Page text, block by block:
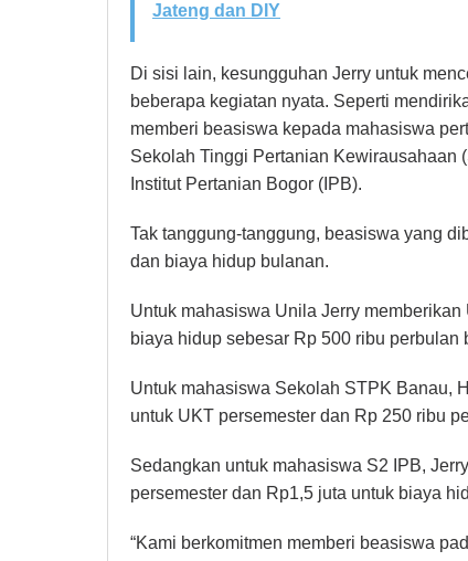
Jateng dan DIY
Di sisi lain, kesungguhan Jerry untuk
beberapa kegiatan nyata. Seperti
memberi beasiswa kepada mahasiswa
Sekolah Tinggi Pertanian Kewirausahaan
Institut Pertanian Bogor (IPB).
Tak tanggung-tanggung, beasiswa yang
dan biaya hidup bulanan.
Untuk mahasiswa Unila Jerry
biaya hidup sebesar Rp 500 ribu perbulan
Untuk mahasiswa Sekolah STPK Banau,
untuk UKT persemester dan Rp 250 ribu
Sedangkan untuk mahasiswa S2 IPB,
persemester dan Rp1,5 juta untuk biaya
“Kami berkomitmen memberi beasiswa